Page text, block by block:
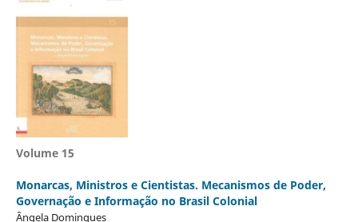
Volume 15
Monarcas, Ministros e Cientistas. Mecanismos de Poder,
Governação e Informação no Brasil Colonial
Ângela Domingues